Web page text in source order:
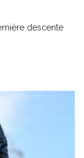
descente